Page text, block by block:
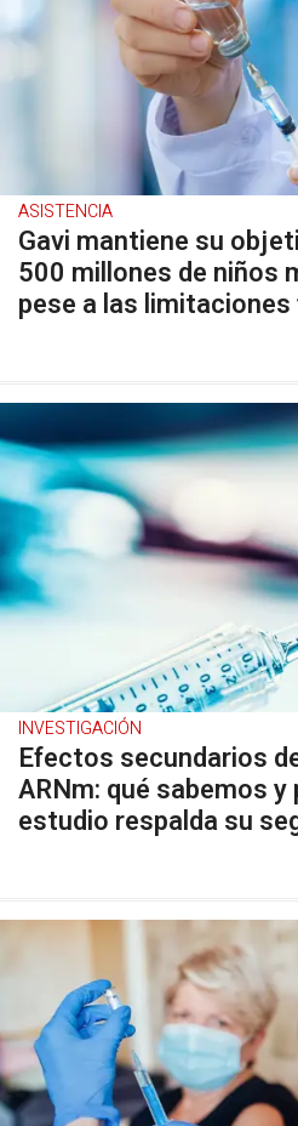
ASISTENCIA
Gavi mantiene su
500 millones de niños
pese a las
INVESTIGACIÓN
Efectos secundarios
ARNm: qué sabemos y
estudio respalda su